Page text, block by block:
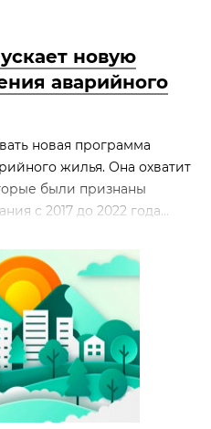
новую
аварийного
новая программа
жилья. Она охватит
были признаны
с 2017 до 2022 года...